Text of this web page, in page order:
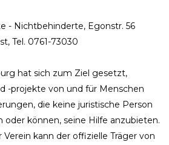
- Nichtbehinderte, Egonstr. 56
Tel. 0761-73030
hat sich zum Ziel gesetzt,
-projekte von und für Menschen
die keine juristische Person
oder können, seine Hilfe anzubieten.
kann der offizielle Träger von